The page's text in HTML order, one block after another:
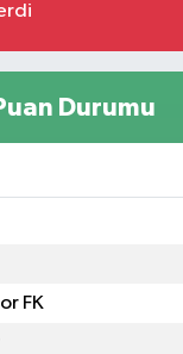
Durumu
FK